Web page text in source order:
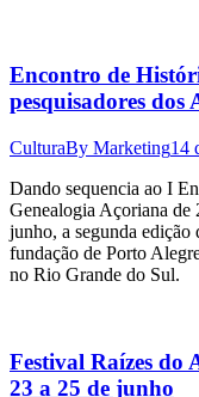
Encontro de
pesquisadores dos
CulturaBy Marketing14
Dando sequencia ao I
Genealogia Açoriana de
junho, a segunda edição
fundação de Porto
no Rio Grande do Sul.
Festival Raízes do
23 a 25 de junho